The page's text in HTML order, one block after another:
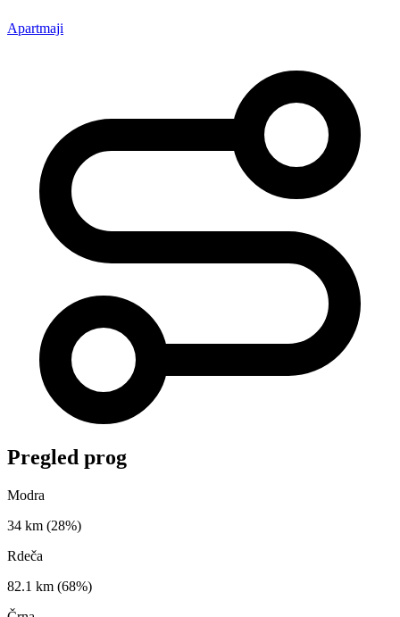
Apartmaji
Pregled prog
Modra
34 km (28%)
Rdeča
82.1 km (68%)